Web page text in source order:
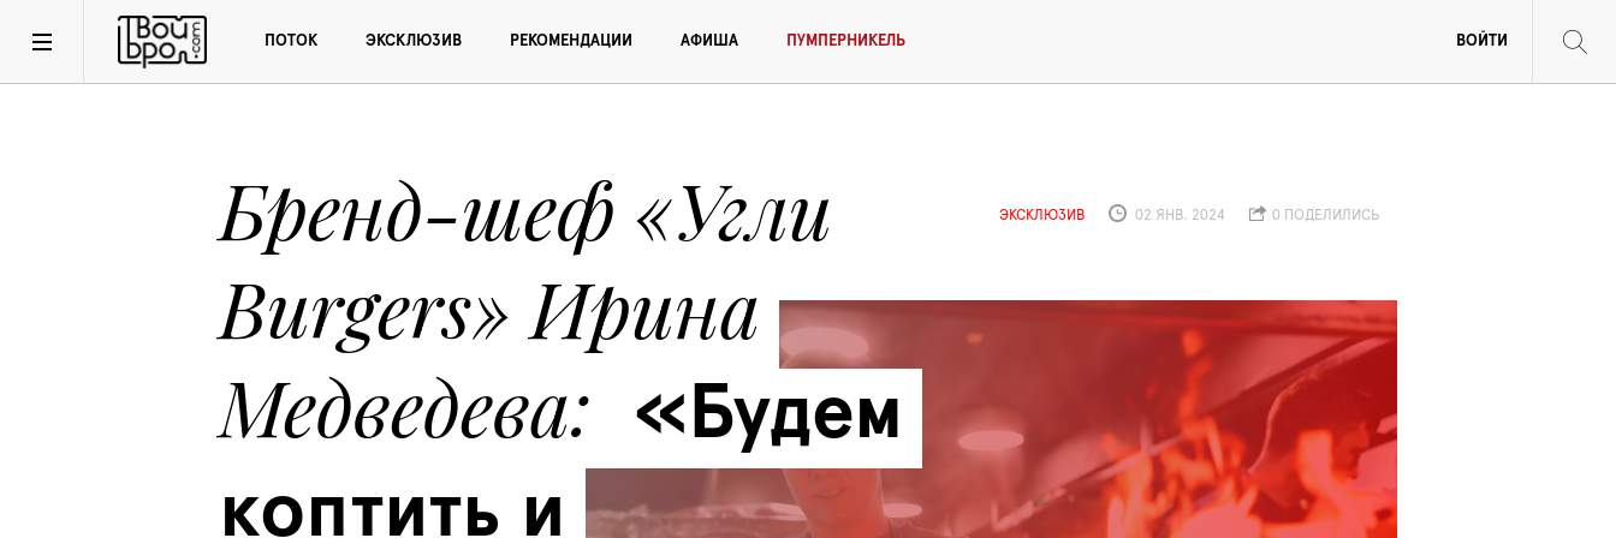
ПОТОК ЭКСКЛЮЗИВ РЕКОМЕНДАЦИИ АФИША ПУМПЕРНИКЕЛЬ ВОЙТИ
Бренд-шеф «Угли
Burgers» Ирина
Медведева
«Будем
коптить и
ЭКСКЛЮЗИВ 02 ЯНВ. 2024 0 ПОДЕЛИЛИСЬ